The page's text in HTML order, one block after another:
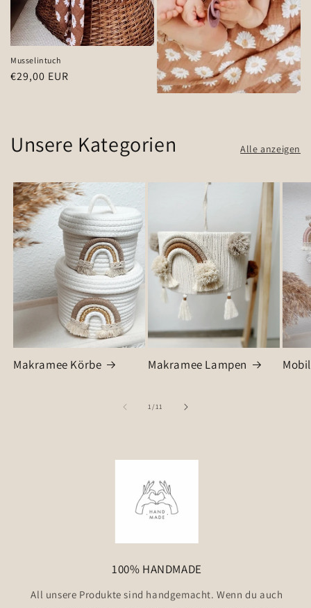
Musselintuch
Normaler
€29,00 EUR
Unsere Kategorien Alle anzeigen
Makramee Körbe Makramee Lampen
1/von
11
100% HANDMADE
All unsere Produkte sind handgemacht. Wenn du auch